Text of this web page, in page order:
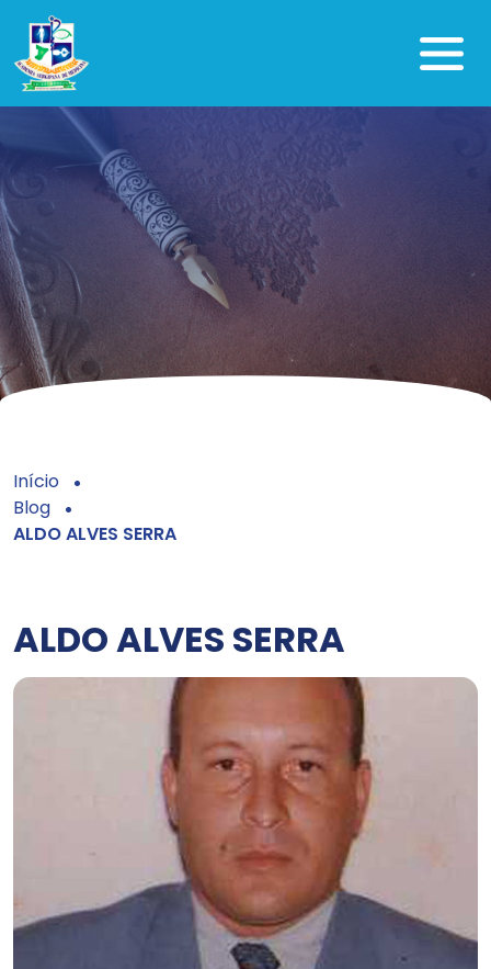
Início
Blog
ALDO ALVES SERRA
ALDO ALVES SERRA